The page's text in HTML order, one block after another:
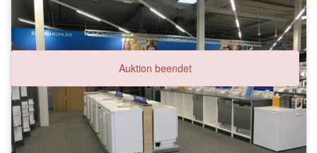
Auktion beendet